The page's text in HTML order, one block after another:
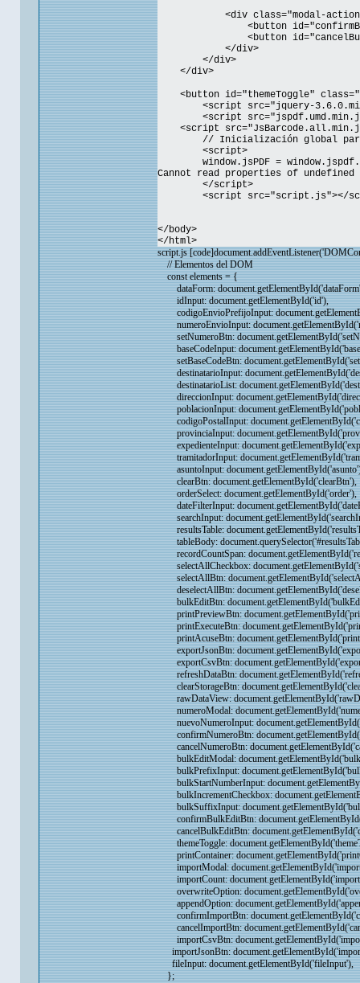
<div class="modal-
<button
<button
</div>
</div>
</div>
<button id="themeToggle"
<script src="jquery-
<script
<script
// Inicialización global
<script>
window.jsPDF =
Cannot read properties of
</script>
<script src="script.js"></
</body>
</html>
script.js
// Elementos del DOM
const elements = {
dataForm:
idInput: document.getElementById('id'),
codigoEnvioPrefijoInput:
numeroEnvioInput:
setNumeroBtn:
baseCodeInput:
setBaseCodeBtn:
destinatarioInput:
destinatarioList:
direccionInput:
poblacionInput:
codigoPostalInput:
provinciaInput:
expedienteInput:
tramitadorInput:
asuntoInput:
clearBtn: document.getElementById('clearBtn'),
orderSelect: document.getElementById('order'),
dateFilterInput:
searchInput:
resultsTable:
tableBody:
recordCountSpan:
selectAllCheckbox:
selectAllBtn:
deselectAllBtn:
bulkEditBtn:
printPreviewBtn:
printExecuteBtn:
printAcuseBtn:
exportJsonBtn:
exportCsvBtn:
refreshDataBtn:
clearStorageBtn:
rawDataView:
numeroModal:
nuevoNumeroInput:
confirmNumeroBtn:
cancelNumeroBtn:
bulkEditModal:
bulkPrefixInput:
bulkStartNumberInput:
bulkIncrementCheckbox:
bulkSuffixInput:
confirmBulkEditBtn:
cancelBulkEditBtn:
themeToggle:
printContainer:
importModal:
importCount:
overwriteOption:
appendOption:
confirmImportBtn:
cancelImportBtn:
importCsvBtn:
importJsonBtn:
fileInput: document.getElementById('fileInput'),
};